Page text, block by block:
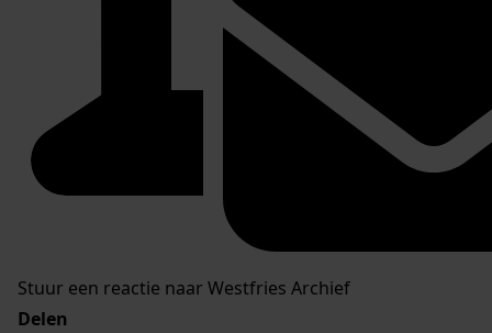
Stuur een reactie naar Westfries Archief
Delen